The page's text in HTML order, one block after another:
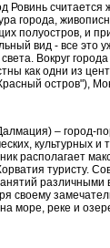
Ровинь
города,
полуостров, и
вид - все это
Вокруг
как одни из
остров"),
– город-
культурных и
располагает
туристу.
различными
своему
море, реке и